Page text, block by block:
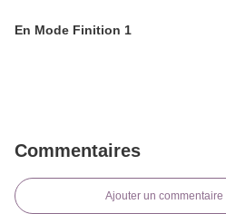
En Mode Finition 1
Commentaires
Ajouter un commentaire